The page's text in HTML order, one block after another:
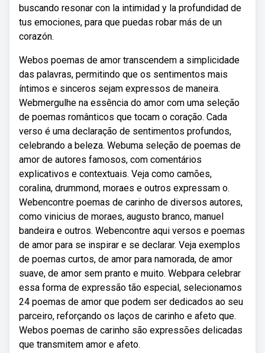
buscando resonar con la intimidad y la profundidad de
tus emociones, para que puedas robar más de un
corazón.
Webos poemas de amor transcendem a simplicidade
das palavras, permitindo que os sentimentos mais
íntimos e sinceros sejam expressos de maneira.
Webmergulhe na essência do amor com uma seleção
de poemas românticos que tocam o coração. Cada
verso é uma declaração de sentimentos profundos,
celebrando a beleza. Webuma seleção de poemas de
amor de autores famosos, com comentários
explicativos e contextuais. Veja como camões,
coralina, drummond, moraes e outros expressam o.
Webencontre poemas de carinho de diversos autores,
como vinicius de moraes, augusto branco, manuel
bandeira e outros. Webencontre aqui versos e poemas
de amor para se inspirar e se declarar. Veja exemplos
de poemas curtos, de amor para namorada, de amor
suave, de amor sem pranto e muito. Webpara celebrar
essa forma de expressão tão especial, selecionamos
24 poemas de amor que podem ser dedicados ao seu
parceiro, reforçando os laços de carinho e afeto que.
Webos poemas de carinho são expressões delicadas
que transmitem amor e afeto.